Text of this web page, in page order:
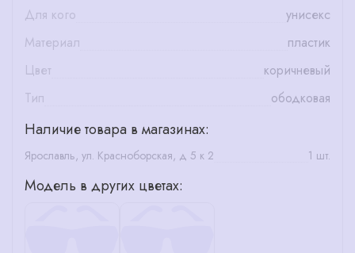
Для кого
унисекс
Материал
пластик
Цвет
коричневый
Тип
ободковая
Наличие товара в магазинах:
Ярославль, ул. Красноборская, д 5 к 2 1 шт.
Модель в других цветах: